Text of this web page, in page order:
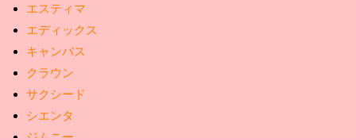
エスティマ
エディックス
キャンバス
クラウン
サクシード
シエンタ